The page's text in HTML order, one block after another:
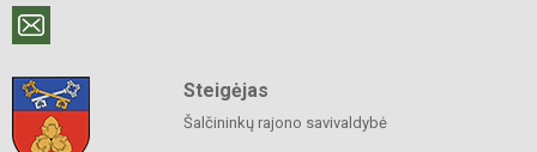
Steigėjas
Šalčininkų rajono savivaldybė